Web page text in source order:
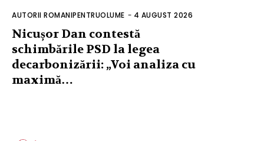
AUTORII ROMANIPENTRUOLUME - 4 AUGUST 2026
Nicușor Dan contestă
schimbările PSD la legea
decarbonizării: „Voi analiza cu
maximă…